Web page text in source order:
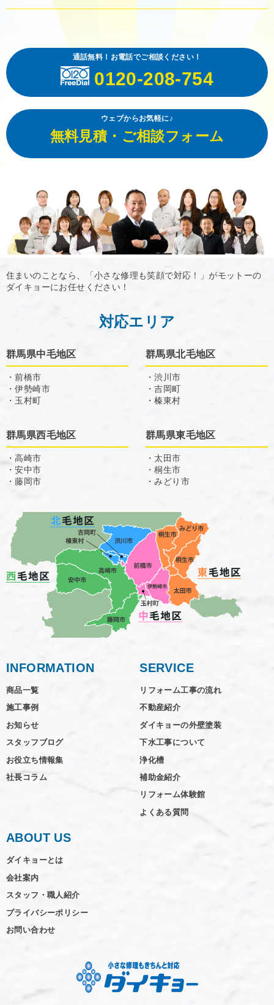
通話無料！お電話でご相談ください！
0120-208-754
ウェブからお気軽に♪
無料見積・ご相談フォーム
住まいのことなら、「小さな修理も笑顔で対応！」がモットーの
ダイキョーにお任せください！
対応エリア
群馬県中毛地区
・前橋市
・伊勢崎市
・玉村町
群馬県北毛地区
・渋川市
・吉岡町
・榛東村
群馬県西毛地区
・高崎市
・安中市
・藤岡市
群馬県東毛地区
・太田市
・桐生市
・みどり市
INFORMATION
商品一覧
施工事例
お知らせ
スタッフブログ
お役立ち情報集
社長コラム
SERVICE
リフォーム工事の流れ
不動産紹介
ダイキョーの外壁塗装
下水工事について
浄化槽
補助金紹介
リフォーム体験館
よくある質問
ABOUT US
ダイキョーとは
会社案内
スタッフ・職人紹介
プライバシーポリシー
お問い合わせ